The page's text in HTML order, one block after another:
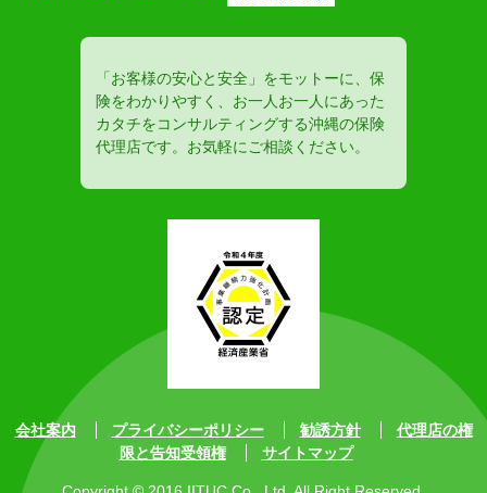
「お客様の安心と安全」をモットーに、保
険をわかりやすく、お一人お一人にあった
カタチをコンサルティングする沖縄の保険
代理店です。お気軽にご相談ください。
会社案内 プライバシーポリシー 勧誘方針
代理店の権
限と告知受領権
サイトマップ